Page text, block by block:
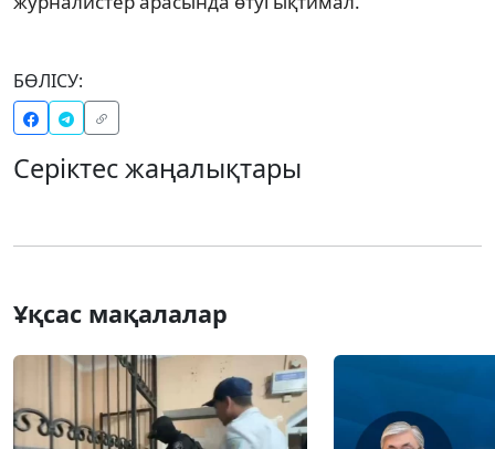
БӨЛІСУ:
Серіктес жаңалықтары
Ұқсас мақалалар